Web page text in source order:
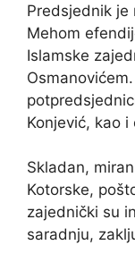
Predsjednik je
Mehom
Islamske
Konjević, kao
Skladan,
Kotorske,
zajednički su
saradnju,